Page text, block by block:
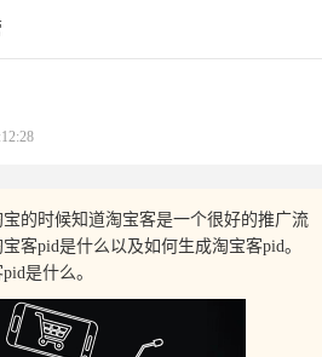
的时候知道淘宝客是一个很好的推广流
客pid是什么以及如何生成淘宝客pid。
是什么。